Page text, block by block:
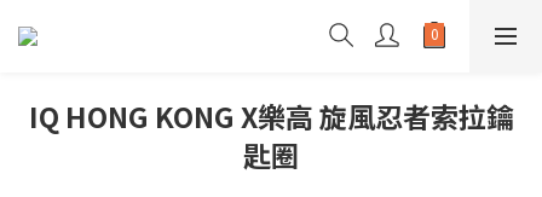
IQ HONG KONG X樂高 旋風忍者索拉鑰
匙圈